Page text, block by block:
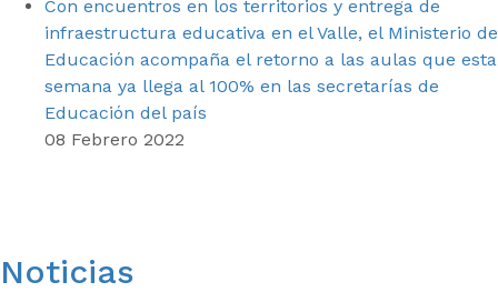
Con encuentros en los territorios y entrega de
infraestructura educativa en el Valle, el Ministerio de
Educación acompaña el retorno a las aulas que esta
semana ya llega al 100% en las secretarías de
Educación del país
08 Febrero 2022
Noticias